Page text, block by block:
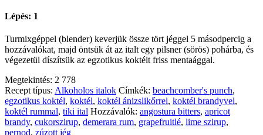
Lépés: 1
Turmixgéppel (blender) keverjük össze tört jéggel 5 másodpercig a
hozzávalókat, majd öntsük át az italt egy pilsner (sörös) pohárba, és
végezetül díszítsük az egzotikus koktélt friss mentaággal.
Megtekintés: 2 778
Recept típus: Alkoholos italok Címkék: beachcomber's punch,
egzotikus koktél, koktél, koktél ánizslikőrrel, koktél brandyvel,
koktél rummal, tiki ital Hozzávalók: angostura bitters, apricot
brandy, cukorszirup, demerara rum, grapefruitlé, lime szirup,
pernod, zúzott jég